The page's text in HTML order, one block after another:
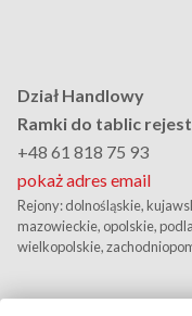
Dział Handlowy
Ramki do tablic
+48 61 818 75 93
pokaż adres email
Rejony: dolnośląskie,
mazowieckie, opolskie,
wielkopolskie,